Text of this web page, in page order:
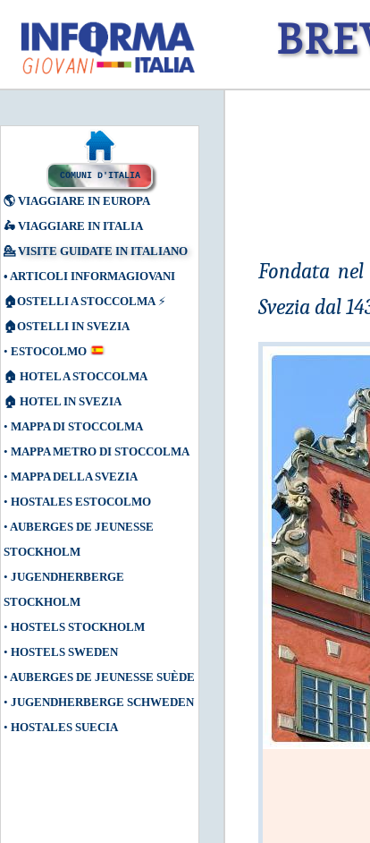
COMUNI D'ITALIA
🌎 VIAGGIARE IN EUROPA
🛵 VIAGGIARE IN ITALIA
💁 VISITE GUIDATE IN ITALIANO
• ARTICOLI INFORMAGIOVANI
🏠OSTELLI A STOCCOLMA ⚡
🏠OSTELLI IN SVEZIA
• ESTOCOLMO
🏠 HOTEL A STOCCOLMA
🏠 HOTEL IN SVEZIA
• MAPPA DI STOCCOLMA
• MAPPA METRO DI STOCCOLMA
• MAPPA DELLA SVEZIA
• HOSTALES ESTOCOLMO
• AUBERGES DE JEUNESSE
STOCKHOLM
• JUGENDHERBERGE
STOCKHOLM
• HOSTELS STOCKHOLM
• HOSTELS SWEDEN
• AUBERGES DE JEUNESSE SUÈDE
• JUGENDHERBERGE SCHWEDEN
• HOSTALES SUECIA
Fondata
Svezia dal